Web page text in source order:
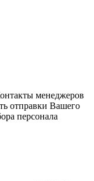
менеджеров
отправки Вашего
персонала